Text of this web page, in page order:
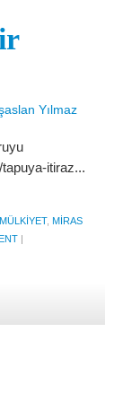
Yılmaz
itiraz...
, MIRAS
|